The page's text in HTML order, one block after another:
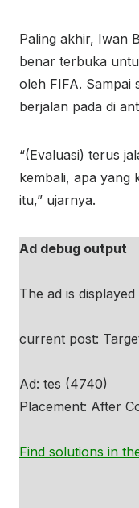
Paling akhir, Iwan
benar terbuka
oleh FIFA. Sampai
berjalan pada di
“(Evaluasi) terus
kembali, apa yang
itu,” ujarnya.
Ad debug output
The ad is
current post:
Ad: tes (4740)
Placement: After
Find solutions in